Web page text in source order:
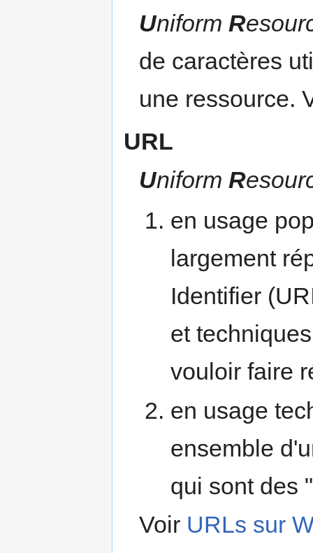
Uniform R
de caractères
une ressource.
URL
Uniform R
en usage
largement
Identifier
et
vouloir faire
en usage
ensemble
qui sont des
Voir URLs sur